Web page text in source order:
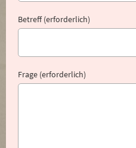
Betreff (erforderlich)
Frage (erforderlich)